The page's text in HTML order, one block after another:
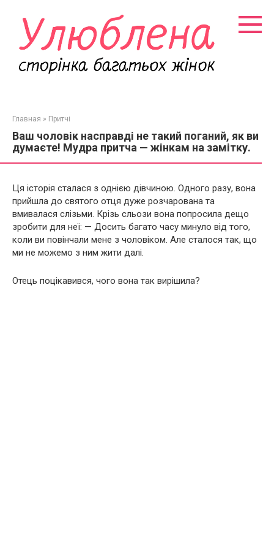
контенту
Главная » Притчі
Ваш чоловік насправді не такий поганий, як ви
думаєте! Мудра притча — жінкам на замітку.
Ця історія сталася з однією дівчиною. Одного разу, вона
прийшла до святого отця дуже розчарована та
вмивалася слізьми. Крізь сльози вона попросила дещо
зробити для неї: — Досить багато часу минуло від того,
коли ви повінчали мене з чоловіком. Але сталося так, що
ми не можемо з ним жити далі.
Отець поцікавився, чого вона так вирішила?